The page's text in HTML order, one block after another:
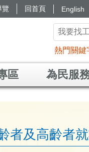
覽 回首頁 English
熱門關鍵
區 為民服
者及高齡者